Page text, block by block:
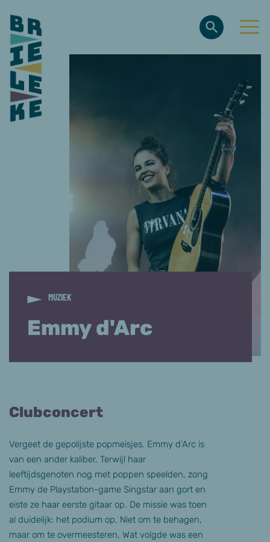
MUZIEK
Emmy d'Arc
Clubconcert
Vergeet de gepolijste popmeisjes. Emmy d’Arc is
van een ander kaliber. Terwijl haar
leeftijdsgenoten nog met poppen speelden, zong
Emmy de Playstation-game Singstar aan gort en
eiste ze haar eerste gitaar op. De missie was toen
al duidelijk: het podium op. Niet om te behagen,
maar om te overmeesteren. Wat volgde was een